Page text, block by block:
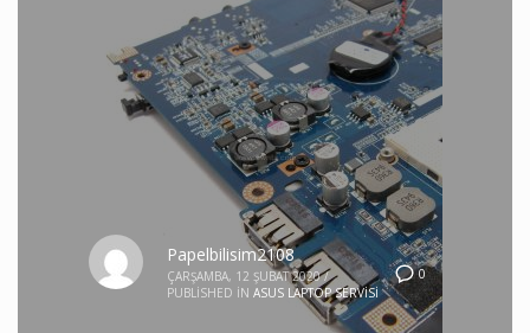
0
Papelbilisim2108
ÇARŞAMBA, 12 ŞUBAT 2020 /
PUBLISHED IN ASUS LAPTOP SERVISI